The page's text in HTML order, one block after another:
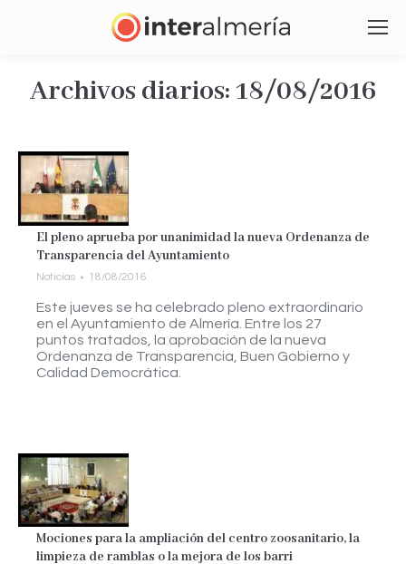
Archivos diarios: 18/08/2016
El pleno aprueba por unanimidad la nueva Ordenanza de
Transparencia del Ayuntamiento
Noticias 18/08/2016
Este jueves se ha celebrado pleno extraordinario
en el Ayuntamiento de Almería. Entre los 27
puntos tratados, la aprobación de la nueva
Ordenanza de Transparencia, Buen Gobierno y
Calidad Democrática.
Mociones para la ampliación del centro zoosanitario, la
limpieza de ramblas o la mejora de los barri